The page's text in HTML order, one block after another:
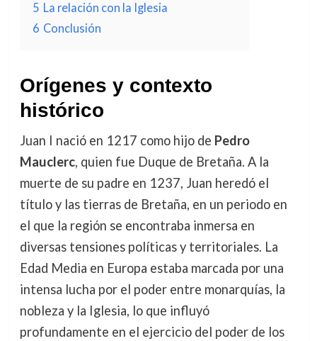
5 La relación con la Iglesia
6 Conclusión
Orígenes y contexto
histórico
Juan I nació en 1217 como hijo de Pedro
Mauclerc, quien fue Duque de Bretaña. A la
muerte de su padre en 1237, Juan heredó el
título y las tierras de Bretaña, en un periodo en
el que la región se encontraba inmersa en
diversas tensiones políticas y territoriales. La
Edad Media en Europa estaba marcada por una
intensa lucha por el poder entre monarquías, la
nobleza y la Iglesia, lo que influyó
profundamente en el ejercicio del poder de los